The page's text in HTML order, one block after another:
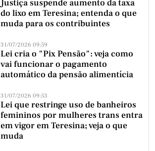
Justiça suspende aumento da taxa
do lixo em Teresina; entenda o que
muda para os contribuintes
31/07/2026 09:59
Lei cria o "Pix Pensão": veja como
vai funcionar o pagamento
automático da pensão alimentícia
31/07/2026 09:53
Lei que restringe uso de banheiros
femininos por mulheres trans entra
em vigor em Teresina; veja o que
muda